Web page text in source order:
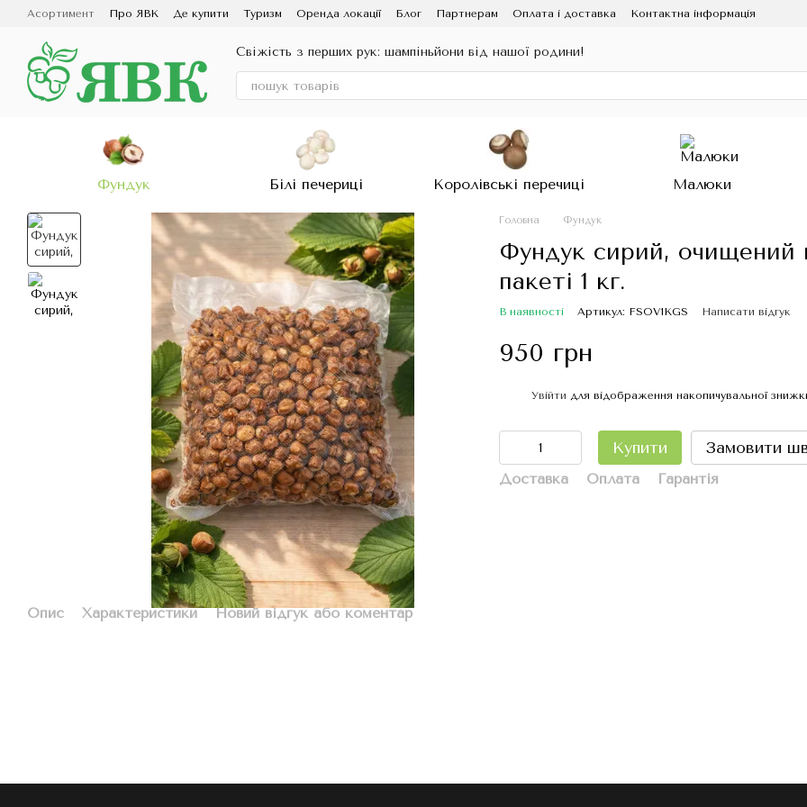
Перейти до основного контенту
Асортимент Про ЯВК Де купити Туризм Оренда локації Блог Партнерам Оплата і доставка Контактна інформація
Свіжість з перших рук: шампіньйони від нашої родини!
Фундук Білі печериці Королівські перечиці Малюки
Опис Характеристики Новий відгук або коментар
Головна Фундук
Фундук сирий, очищений
пакеті 1 кг.
В наявності Артикул: FSOV1KGS Написати відгук
950 грн
Увійти для відображення накопичувальної
Купити Замовити
Доставка Оплата Гарантія